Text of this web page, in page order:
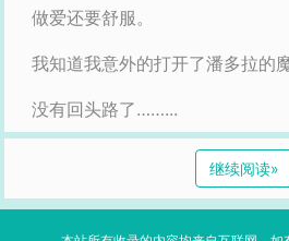
做爱还要舒服。
我知道我意外的打开了潘多拉的
没有回头路了……...
继续阅读»